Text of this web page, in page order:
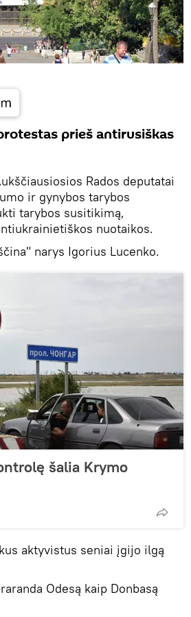
prieš antirusiškas
Rados deputatai
ir gynybos tarybos
tarybos susitikimą,
nuotaikos.
narys Igorius Lucenko.
šalia Krymo
aktyvistus seniai įgijo ilgą
Odesą kaip Donbasą